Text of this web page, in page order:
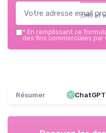
CMO at
* En remplissant ce
des fins commerciales par
Résumer ChatGPT